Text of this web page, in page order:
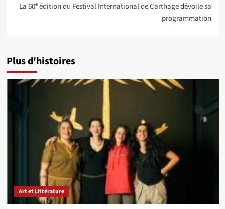
La 60ᵉ édition du Festival International de Carthage dévoile sa
programmation
Plus d'histoires
Art et Littérature